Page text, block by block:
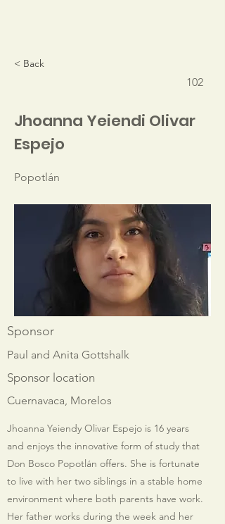
< Back
102
Jhoanna Yeiendi Olivar
Espejo
Popotlán
Sponsor
Paul and Anita Gottshalk
Sponsor location
Cuernavaca, Morelos
Jhoanna Yeiendy Olivar Espejo is 16 years
and enjoys the innovative form of study that
Don Bosco Popotlán offers. She is fortunate
to live with her two siblings in a stable home
environment where both parents have work.
Her father works during the week and her